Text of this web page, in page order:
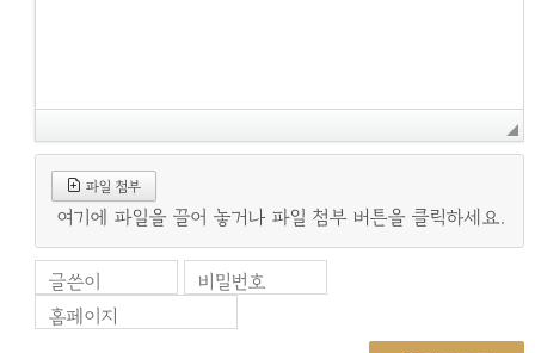
파일 첨부
여기에 파일을 끌어 놓거나 파일 첨부 버튼을 클릭하세요.
글쓴이
비밀번호
홈페이지